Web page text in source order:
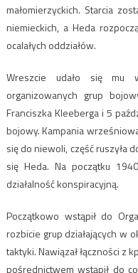
małomierzyckich. Starcia
niemieckich, a Heda
ocalałych oddziałów.
Wreszcie udało się mu
organizowanych grup
Franciszka Kleeberga i 5
bojowy. Kampania
się do niewoli, część ruszyła
się Heda. Na początku
działalność konspiracyjną.
Początkowo wstąpił do
rozbicie grup działających w
taktyki. Nawiązał łączności z
pośrednictwem wstąpił do